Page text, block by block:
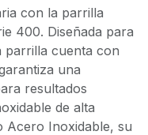
con la parrilla
400. Diseñada para
parrilla cuenta con
una
resultados
de alta
Acero Inoxidable, su